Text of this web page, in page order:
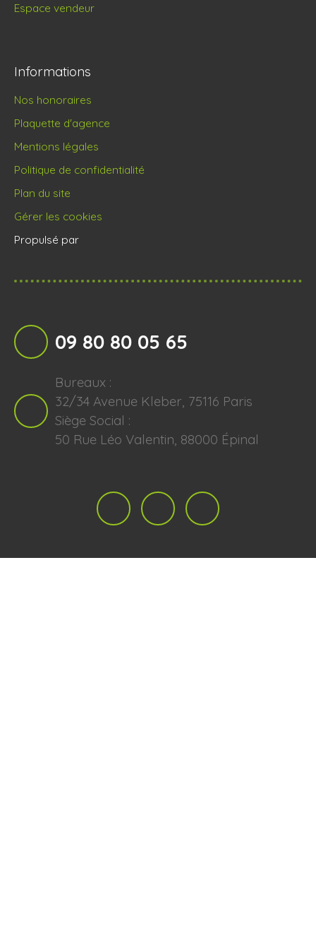
Espace vendeur
Informations
Nos honoraires
Plaquette d'agence
Mentions légales
Politique de confidentialité
Plan du site
Gérer les cookies
Propulsé par
09 80 80 05 65
Bureaux :
32/34 Avenue Kleber, 75116 Paris
Siège Social :
50 Rue Léo Valentin, 88000 Épinal